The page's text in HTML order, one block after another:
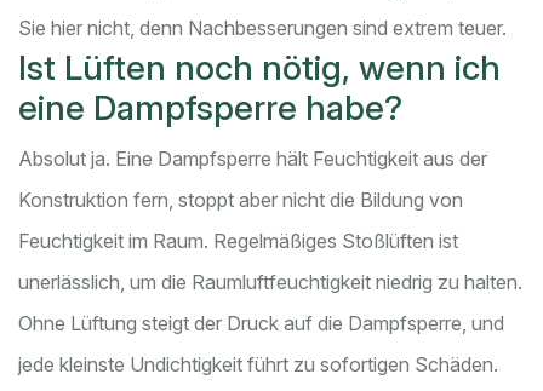
Sie hier nicht, denn Nachbesserungen sind extrem teuer.
Ist Lüften noch nötig, wenn ich
eine Dampfsperre habe?
Absolut ja. Eine Dampfsperre hält Feuchtigkeit aus der
Konstruktion fern, stoppt aber nicht die Bildung von
Feuchtigkeit im Raum. Regelmäßiges Stoßlüften ist
unerlässlich, um die Raumluftfeuchtigkeit niedrig zu halten.
Ohne Lüftung steigt der Druck auf die Dampfsperre, und
jede kleinste Undichtigkeit führt zu sofortigen Schäden.